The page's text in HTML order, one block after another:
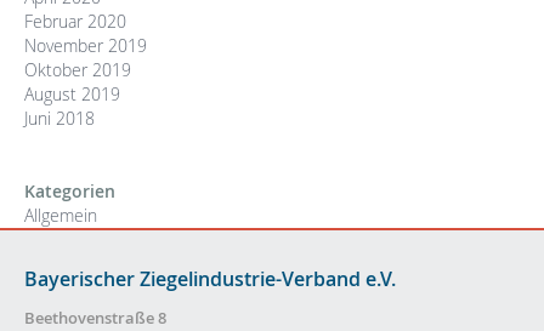
Februar 2020
November 2019
Oktober 2019
August 2019
Juni 2018
Kategorien
Allgemein
Bayerischer Ziegelindustrie-Verband e.V.
Beethovenstraße 8